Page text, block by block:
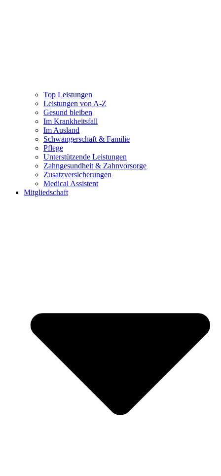
Top Leistungen
Leistungen von A-Z
Gesund bleiben
Im Krankheitsfall
Im Ausland
Schwangerschaft & Familie
Pflege
Unterstützende Leistungen
Zahngesundheit & Zahnvorsorge
Zusatzversicherungen
Medical Assistent
Mitgliedschaft